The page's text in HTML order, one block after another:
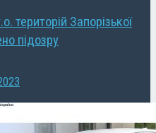
територій Запорізької
підозру